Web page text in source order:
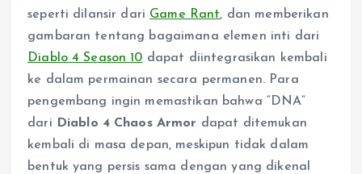
seperti dilansir dari Game Rant, dan memberikan
gambaran tentang bagaimana elemen inti dari
Diablo 4 Season 10 dapat diintegrasikan kembali
ke dalam permainan secara permanen. Para
pengembang ingin memastikan bahwa “DNA”
dari
Diablo 4 Chaos Armor dapat ditemukan
kembali di masa depan, meskipun tidak dalam
bentuk yang persis sama dengan yang dikenal